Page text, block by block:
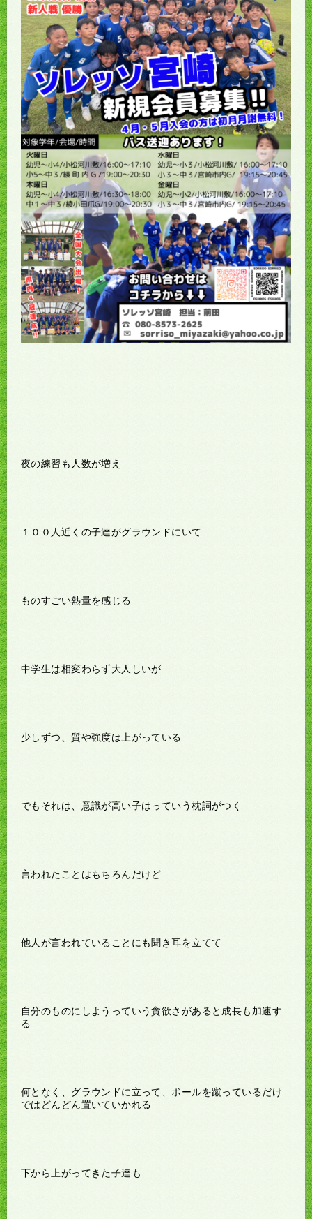
夜の練習も人数が増え
１００人近くの子達がグラウンドにいて
ものすごい熱量を感じる
中学生は相変わらず大人しいが
少しずつ、質や強度は上がっている
でもそれは、意識が高い子はっていう枕詞がつく
言われたことはもちろんだけど
他人が言われていることにも聞き耳を立てて
自分のものにしようっていう貪欲さがあると成長も加速す
る
何となく、グラウンドに立って、ボールを蹴っているだけ
ではどんどん置いていかれる
下から上がってきた子達も